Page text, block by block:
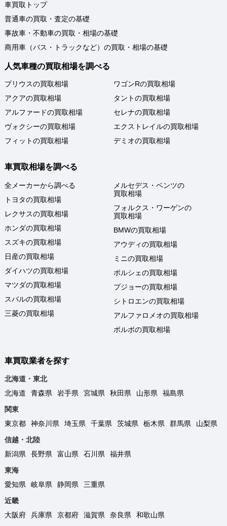
車買取トップ
普通車の買取・査定の基礎
事故車・不動車の買取・相場の基礎
商用車（バス・トラックなど）の買取・相場の基礎
人気車種の買取相場を調べる
プリウスの買取相場
アクアの買取相場
アルファードの買取相場
ヴォクシーの買取相場
フィットの買取相場
ワゴンRの買取相場
タントの買取相場
セレナの買取相場
エクストレイルの買取相場
デミオの買取相場
車買取相場を調べる
全メーカーから調べる
トヨタの買取相場
レクサスの買取相場
ホンダの買取相場
スズキの買取相場
日産の買取相場
ダイハツの買取相場
マツダの買取相場
スバルの買取相場
三菱の買取相場
メルセデス・ベンツの
買取相場
フォルクス・ワーゲンの
買取相場
BMWの買取相場
アウディの買取相場
ミニの買取相場
ポルシェの買取相場
プジョーの買取相場
シトロエンの買取相場
アルファロメオの買取相場
ボルボの買取相場
車買取業者を探す
北海道・東北
北海道
青森県 岩手県 宮城県 秋田県 山形県
福島県
関東
東京都
神奈川県 埼玉県 千葉県 茨城県 栃木県 群馬県
山梨県
信越・北陸
新潟県
長野県 富山県 石川県
福井県
東海
愛知県
岐阜県 静岡県
三重県
近畿
大阪府
兵庫県 京都府 滋賀県 奈良県
和歌山県